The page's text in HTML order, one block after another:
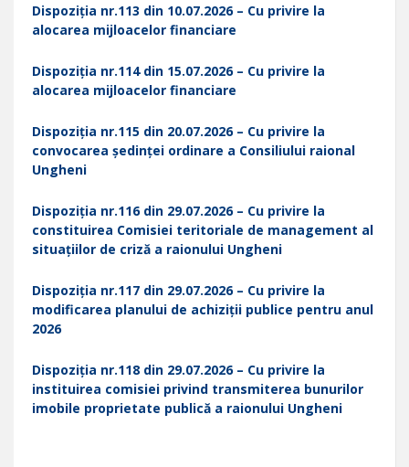
Dispoziția nr.113 din 10.07.2026 – Cu privire la
alocarea mijloacelor financiare
Dispoziția nr.114 din 15.07.2026 – Cu privire la
alocarea mijloacelor financiare
Dispoziția nr.115 din 20.07.2026 – Cu privire la
convocarea ședinței ordinare a Consiliului raional
Ungheni
Dispoziția nr.116 din 29.07.2026 – Cu privire la
constituirea Comisiei teritoriale de management al
situațiilor de criză a raionului Ungheni
Dispoziția nr.117 din 29.07.2026 – Cu privire la
modificarea planului de achiziții publice pentru anul
2026
Dispoziția nr.118 din 29.07.2026 – Cu privire la
instituirea comisiei privind transmiterea bunurilor
imobile proprietate publică a raionului Ungheni